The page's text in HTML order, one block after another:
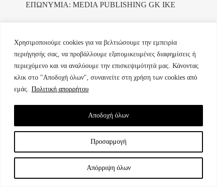
Χρησιμοποιούμε cookies για να βελτιώσουμε την εμπειρία
περιήγησής σας, να προβάλλουμε εξατομικευμένες διαφημίσεις ή
περιεχόμενο και να αναλύουμε την επισκεψιμότητά μας. Κάνοντας
κλικ στο "Αποδοχή όλων", συναινείτε στη χρήση των cookies από
εμάς.
Πολιτική απορρήτου
Προσαρμογή
Απόρριψη όλων
Αποδοχή όλων
ΕΠΩΝΥΜΙΑ: MEDIA PUBLISHING GK IKE
μοναδικός αριθμός Μ.Η.Τ. 232223
All rights reserved – Powered byFOCUS ON GROUP